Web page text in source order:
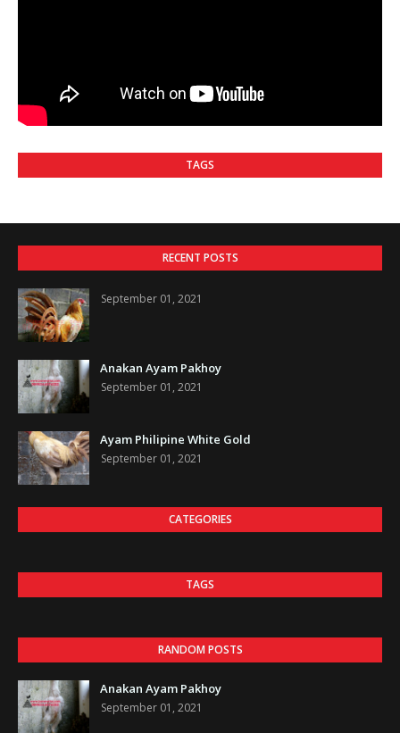
TAGS
RECENT POSTS
September 01, 2021
Anakan Ayam Pakhoy
September 01, 2021
Ayam Philipine White Gold
September 01, 2021
CATEGORIES
TAGS
RANDOM POSTS
Anakan Ayam Pakhoy
September 01, 2021